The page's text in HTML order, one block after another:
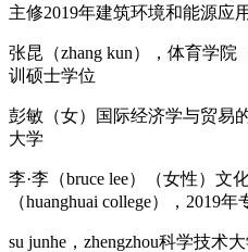
主修2019年建筑环境和能源应
张昆（zhang kun），体育学
训硕士学位
彭敏（女）国际经济学与贸易
大学
李·李（bruce lee）（女性）文
（huanghuai college），2019
su junhe，zhengzhou科学技术